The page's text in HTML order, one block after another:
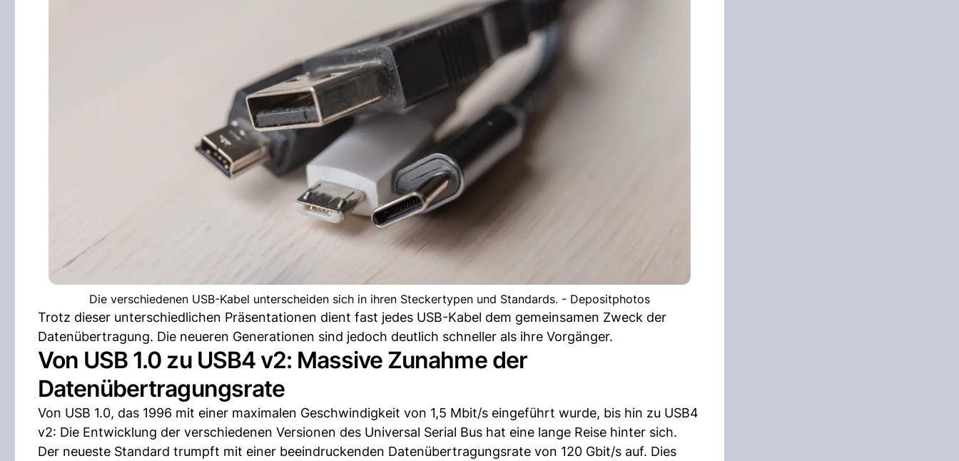
Die verschiedenen USB-Kabel unterscheiden sich in ihren Steckertypen und Standards. - Depositphotos
Trotz dieser unterschiedlichen Präsentationen dient fast jedes USB-Kabel dem gemeinsamen Zweck der
Datenübertragung. Die neueren Generationen sind jedoch deutlich schneller als ihre Vorgänger.
Von USB 1.0 zu USB4 v2: Massive Zunahme der
Datenübertragungsrate
Von USB 1.0, das 1996 mit einer maximalen Geschwindigkeit von 1,5 Mbit/s eingeführt wurde, bis hin zu USB4
v2: Die Entwicklung der verschiedenen Versionen des Universal Serial Bus hat eine lange Reise hinter sich.
Der neueste Standard trumpft mit einer beeindruckenden Datenübertragungsrate von 120 Gbit/s auf. Dies